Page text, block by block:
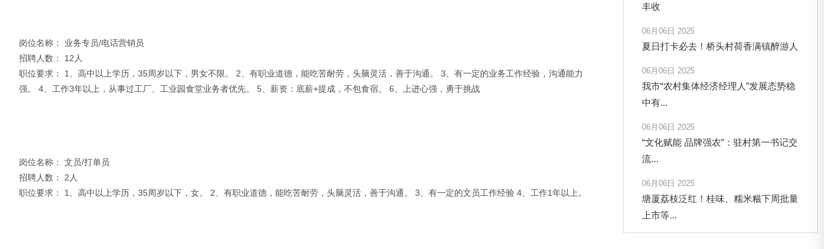
岗位名称： 业务专员/电话营销员
招聘人数： 12人
职位要求： 1、高中以上学历，35周岁以下，男女不限。 2、有职业道德，能吃苦耐劳，头脑灵活，善于沟通。 3、有一定的业务工作经验，沟通能力
强。 4、工作3年以上，从事过工厂、工业园食堂业务者优先。 5、薪资：底薪+提成，不包食宿。 6、上进心强，勇于挑战
岗位名称： 文员/打单员
招聘人数： 2人
职位要求： 1、高中以上学历，35周岁以下，女。 2、有职业道德，能吃苦耐劳，头脑灵活，善于沟通。 3、有一定的文员工作经验 4、工作1年以上。
丰收
06月06日 2025
夏日打卡必去！桥头村荷香满镇醉游人
06月06日 2025
我市“农村集体经济经理人”发展态势稳
中有...
06月06日 2025
“文化赋能 品牌强农”：驻村第一书记交
流...
06月06日 2025
塘厦荔枝泛红！桂味、糯米糍下周批量
上市等...